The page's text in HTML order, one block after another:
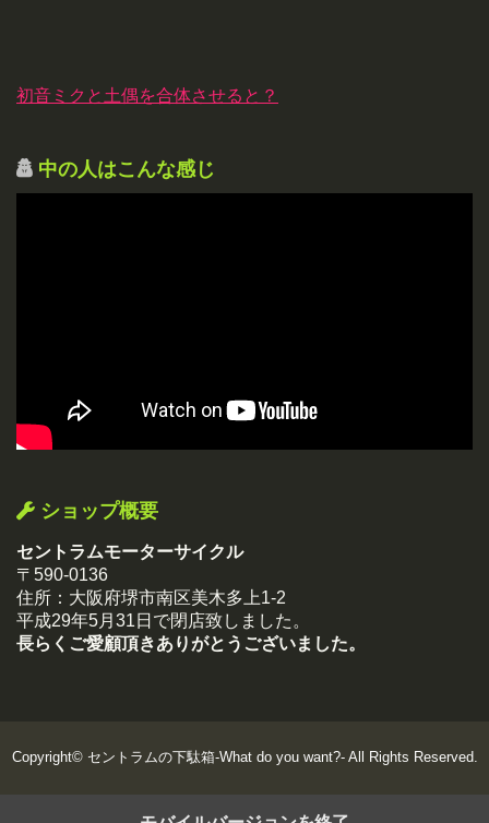
初音ミクと土偶を合体させると？
中の人はこんな感じ
ショップ概要
セントラムモーターサイクル
〒590-0136
住所：大阪府堺市南区美木多上1-2
平成29年5月31日で閉店致しました。
長らくご愛顧頂きありがとうございました。
Copyright© セントラムの下駄箱-What do you want?-All Rights Reserved.